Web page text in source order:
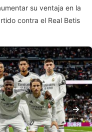
su ventaja en la
contra el Real Betis